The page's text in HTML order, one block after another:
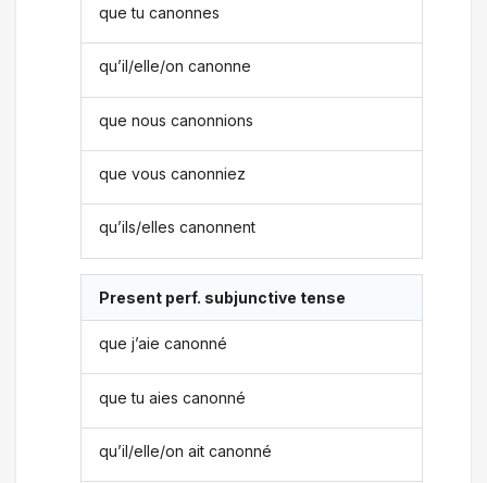
que tu canonnes
qu’il/elle/on canonne
que nous canonnions
que vous canonniez
qu’ils/elles canonnent
Present perf. subjunctive tense
que j’aie canonné
que tu aies canonné
qu’il/elle/on ait canonné